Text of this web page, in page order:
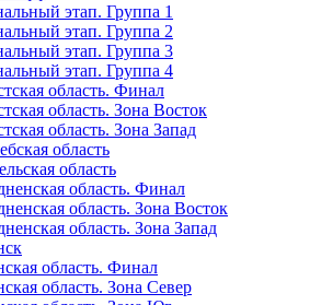
этап. Группа 1
этап. Группа 2
этап. Группа 3
этап. Группа 4
область. Финал
область. Зона Восток
область. Зона Запад
область
область
область. Финал
область. Зона Восток
область. Зона Запад
область. Финал
область. Зона Север